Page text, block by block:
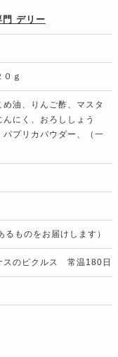
門 デリー
ｇ
油、りんご酢、マスタ
にく、おろししょう
プリカパウダー、（一
ものをお届けします）
スのピクルス 常温180日